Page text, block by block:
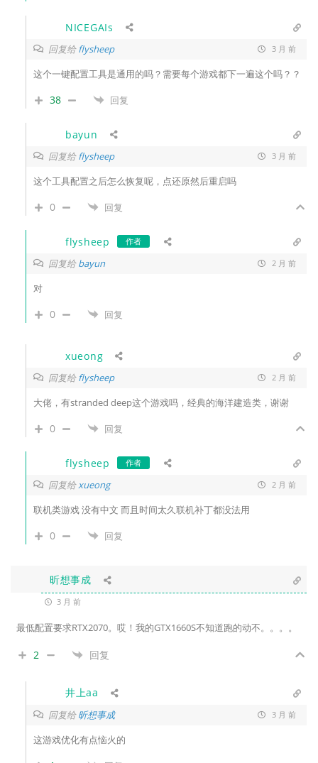
NICEGAIs
回复给flysheep 3 月 前
这个一键配置工具是通用的吗？需要每个游戏都下一遍这个吗？？
38 回复
bayun
回复给flysheep 3 月 前
这个工具配置之后怎么恢复呢，点还原然后重启吗
0 回复
flysheep 作者
回复给bayun 2 月 前
对
0 回复
xueong
回复给flysheep 2 月 前
大佬，有stranded deep这个游戏吗，经典的海洋建造类，谢谢
0 回复
flysheep 作者
回复给xueong 2 月 前
联机类游戏 没有中文 而且时间太久联机补丁都没法用
0 回复
昕想事成
3 月 前
最低配置要求RTX2070。哎！我的GTX1660S不知道跑的动不。。。。
2 回复
井上aa
回复给昕想事成 3 月 前
这游戏优化有点恼火的